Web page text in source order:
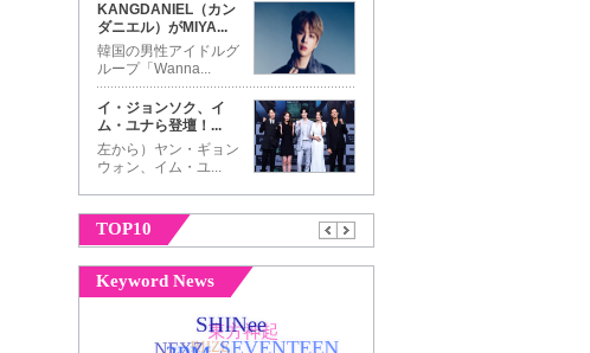
KANGDANIEL（カン
ダニエル）がMIYA...
韓国の男性アイドルグ
ループ「Wanna...
イ・ジョンソク、イ
ム・ユナら登壇！ ...
左から）ヤン・ギョン
ウォン、イム・ユ...
TOP10
Keyword News